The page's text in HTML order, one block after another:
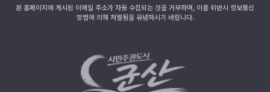
본 홈페이지에 게시된 이메일 주소가 자동 수집되는 것을 거부하며, 이를 위반시 정보통신
망법에 의해 처벌됨을 유념하시기 바랍니다.